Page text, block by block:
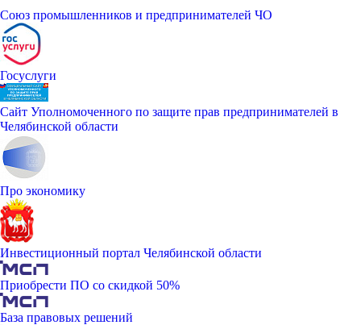
Союз промышленников и предпринимателей ЧО
Госуслуги
Сайт Уполномоченного по защите прав предпринимателей в
Челябинской области
Про экономику
Инвестиционный портал Челябинской области
Приобрести ПО со скидкой 50%
База правовых решений